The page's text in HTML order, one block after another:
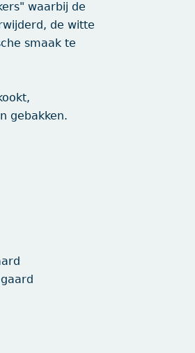
waarbij de
de witte
smaak te
gebakken.